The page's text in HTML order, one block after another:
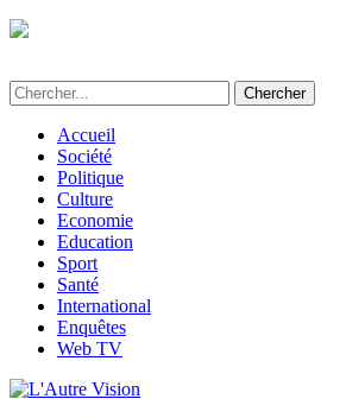
Accueil
Société
Politique
Culture
Economie
Education
Sport
Santé
International
Enquêtes
Web TV